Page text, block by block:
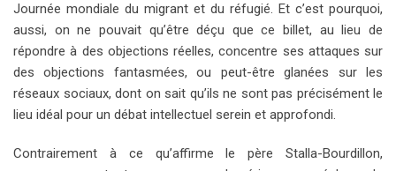
Journée mondiale du migrant et du réfugié. Et c’est pourquoi,
aussi, on ne pouvait qu’être déçu que ce billet, au lieu de
répondre à des objections réelles, concentre ses attaques sur
des objections fantasmées, ou peut-être glanées sur les
réseaux sociaux, dont on sait qu’ils ne sont pas précisément le
lieu idéal pour un débat intellectuel serein et approfondi.
Contrairement à ce qu’affirme le père Stalla-Bourdillon,